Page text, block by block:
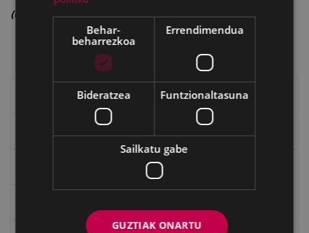
(Gure-bastarra Elkartea).
Eibarko historia
Behar-
beharrezkoa
Errendimendua
Bideratzea Funtzionaltasuna
Sailkatu gabe
GUZTIAK ONARTU